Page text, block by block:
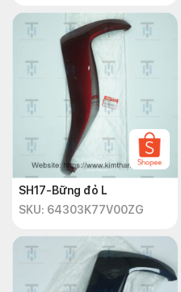
SH17-Bững đỏ L
SKU: 64303K77V00ZG